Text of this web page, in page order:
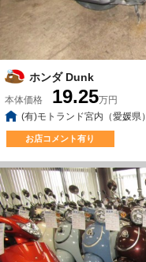
ホンダ Dunk
本体価格 19.25万円
(有)モトランド宮内（愛媛県）
お店コメント有り